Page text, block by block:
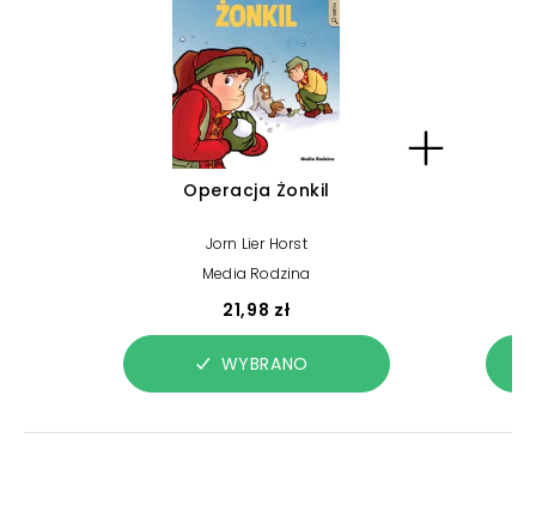
Operacja Żonkil
Jorn Lier Horst
Media Rodzina
21,98 zł
WYBRANO